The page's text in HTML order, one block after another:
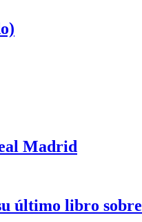
Madrid
último libro